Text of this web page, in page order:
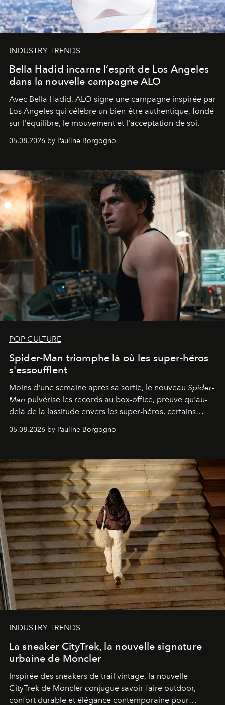
INDUSTRY TRENDS
Bella Hadid incarne l’esprit de Los Angeles
dans la nouvelle campagne ALO
Avec Bella Hadid, ALO signe une campagne inspirée par
Los Angeles qui célèbre un bien-être authentique, fondé
sur l'équilibre, le mouvement et l'acceptation de soi.
05.08.2026 by Pauline Borgogno
POP CULTURE
Spider-Man triomphe là où les super-héros
s'essoufflent
Moins d'une semaine après sa sortie, le nouveau Spider-
Man pulvérise les records au box-office, preuve qu'au-
delà de la lassitude envers les super-héros, certains
personnages continuent de susciter une ferveur intacte.
05.08.2026 by Pauline Borgogno
INDUSTRY TRENDS
La sneaker CityTrek, la nouvelle signature
urbaine de Moncler
Inspirée des sneakers de trail vintage, la nouvelle
CityTrek de Moncler conjugue savoir-faire outdoor,
confort durable et élégance contemporaine pour